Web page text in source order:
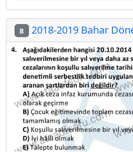
8 2018-2019 Bahar